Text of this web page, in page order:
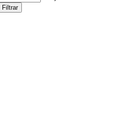
Filtrar